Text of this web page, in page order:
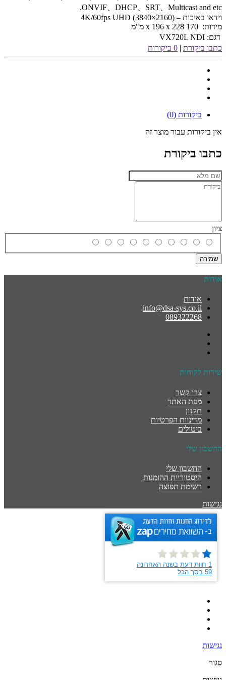
ONVIF、DHCP、SRT、Multicast and etc.
וידאו באיכות – 4K/60fps UHD (3840×2160)
מידות: 170 x 196 x 228 מ"מ
דגם: VX720L NDI
כתבו ביקורת | 0 ביקורות
ביקורות (0)
אין ביקורות עבור מוצר זה
כתבו ביקורת
ציון
שמירה
אודות
אודות
info@dsa-sys.co.il
089322268
שירות לקוחות
צרו קשר
מפת האתר
תקנון
מדיניות הפרטיות
ביטולים
החשבון שלי
החשבון שלי
היסטוריית ההזמנות
רשימת תפוצה
נגישות
נגישות
סגור